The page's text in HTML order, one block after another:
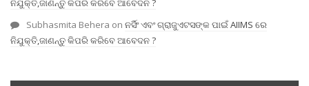
ନିଯୁକ୍ତି,ଜାଣନ୍ତୁ କିପରି କରିବେ ଆବେଦନ ?
Subhasmita Behera on ନର୍ସିଂ ଏବଂ ଗ୍ରାଜୁଏଟସଙ୍କ ପାଇଁ AIIMS ରେ
ନିଯୁକ୍ତି,ଜାଣନ୍ତୁ କିପରି କରିବେ ଆବେଦନ ?